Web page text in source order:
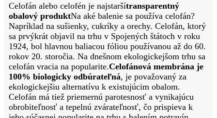
Celofán alebo celofén je najstaršítransparentný
obalový produktNa aké balenie sa používa celofán?
Napríklad na sušienky, cukríky a orechy. Celofán, ktorý
sa prvýkrát objavil na trhu v Spojených štátoch v roku
1924, bol hlavnou baliacou fóliou používanou až do 60.
rokov 20. storočia. Na dnešnom ekologickejšom trhu sa
celofán vracia na popularite.Celofánová membrána je
100% biologicky odbúrateľná, je považovaný za
ekologickejšiu alternatívu k existujúcim obalom.
Celofán má tiež priemernú parotesnosť a vynikajúcu
obrobiteľnosť a tepelnú zvárateľnosť, čo prispieva k